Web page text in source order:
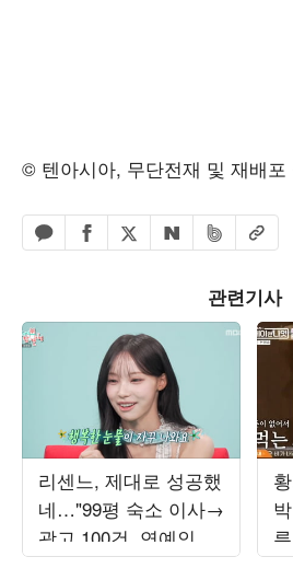
© 텐아시아, 무단전재 및 재배포
카카오톡 공유하기
페이스북 공유하기
엑스 공유하기
네이버 공유하기
밴드 공유하
URL
관련기사
리센느, 제대로 성공했
네…"99평 숙소 이사→
광고 100건, 연예인병
경계" ('전참시')